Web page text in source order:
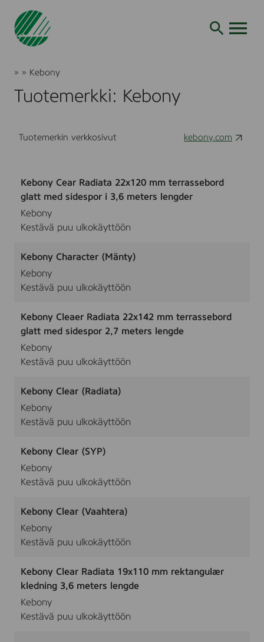
Siirry
Joutsenmerkki
» » Kebony
Tuotemerkki: Kebony
Tuotemerkin verkkosivut kebony.com
Kebony Cear Radiata 22x120 mm terrassebord
glatt med sidespor i 3,6 meters lengder
Kebony
Kestävä puu ulkokäyttöön
Kebony Character (Mänty)
Kebony
Kestävä puu ulkokäyttöön
Kebony Cleaer Radiata 22x142 mm terrassebord
glatt med sidespor 2,7 meters lengde
Kebony
Kestävä puu ulkokäyttöön
Kebony Clear (Radiata)
Kebony
Kestävä puu ulkokäyttöön
Kebony Clear (SYP)
Kebony
Kestävä puu ulkokäyttöön
Kebony Clear (Vaahtera)
Kebony
Kestävä puu ulkokäyttöön
Kebony Clear Radiata 19x110 mm rektangulær
kledning 3,6 meters lengde
Kebony
Kestävä puu ulkokäyttöön